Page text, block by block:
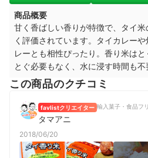
商品概要
甘く香ばしい香りが特徴で、タイ
く評価されています。タイカレー
レーとも相性ぴったり。香り米はと
とぐ必要もなく、水に浸す時間も不
この商品のクチコミ
favlistクリエイター
タマアニ
2018/06/20